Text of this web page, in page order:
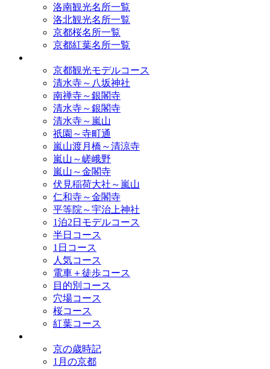
洛南観光名所一覧
洛北観光名所一覧
京都桜名所一覧
京都紅葉名所一覧
京都観光モデルコース
清水寺～八坂神社
南禅寺～銀閣寺
清水寺～銀閣寺
清水寺～嵐山
祇園～寺町通
嵐山渡月橋～清涼寺
嵐山～嵯峨野
嵐山～金閣寺
伏見稲荷大社～嵐山
仁和寺～金閣寺
平等院～宇治上神社
1泊2日モデルコース
半日コース
1日コース
人気コース
電車＋徒歩コース
目的別コース
穴場コース
桜コース
紅葉コース
京の歳時記
1月の京都